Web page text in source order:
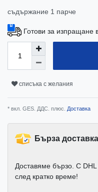
съдържание 1 парче
Готови за изпращане
списъка с желания
* вкл. GES. ДДС. плюс. Доставка
Бърза доставка
Доставяме бързо. С
след кратко време!